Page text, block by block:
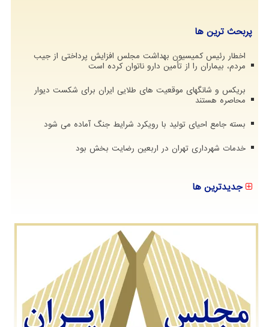
پربحث ترین ها
اخطار رئیس کمیسیون بهداشت مجلس افزایش پرداختی از جیب
مردم، بیماران را از تأمین دارو ناتوان کرده است
بریکس و شانگهای موقعیت های طلایی ایران برای شکست دیوار
محاصره هستند
بسته جامع احیای تولید با رویکرد شرایط جنگ آماده می شود
خدمات شهرداری تهران در اربعین رضایت بخش بود
جدیدترین ها